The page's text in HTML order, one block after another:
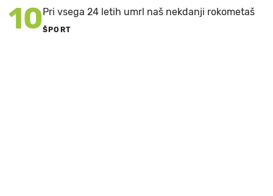
10Pri vsega 24 letih umrl naš nekdanji rokometaš
ŠPORT